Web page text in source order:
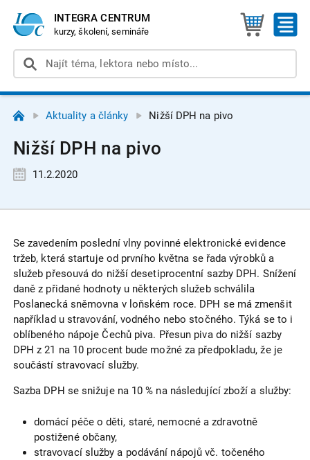
INTEGRA CENTRUM
kurzy, školení, semináře
Aktuality a články Nižší DPH na pivo
Nižší DPH na pivo
11.2.2020
Se zavedením poslední vlny povinné elektronické evidence
tržeb, která startuje od prvního května se řada výrobků a
služeb přesouvá do nižší desetiprocentní sazby DPH. Snížení
daně z přidané hodnoty u některých služeb schválila
Poslanecká sněmovna v loňském roce. DPH se má zmenšit
například u stravování, vodného nebo stočného. Týká se to i
oblíbeného nápoje Čechů piva. Přesun piva do nižší sazby
DPH z 21 na 10 procent bude možné za předpokladu, že je
součástí stravovací služby.
Sazba DPH se snižuje na 10 % na následující zboží a služby:
domácí péče o děti, staré, nemocné a zdravotně
postižené občany,
stravovací služby a podávání nápojů vč. točeného